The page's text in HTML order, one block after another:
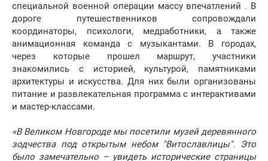
специальной военной операции массу впечатлений . В
дороге путешественников сопровождали
координаторы, психологи, медработники, а также
анимационная команда с музыкантами. В городах,
через которые прошел маршрут, участники
знакомились с историей, культурой, памятниками
архитектуры и искусства. Для них были организованы
питание и развлекательная программа с интерактивами
и мастер-классами.
«В Великом Новгороде мы посетили музей деревянного
зодчества под открытым небом "Витославлицы". Это
было замечательно – увидеть исторические страницы